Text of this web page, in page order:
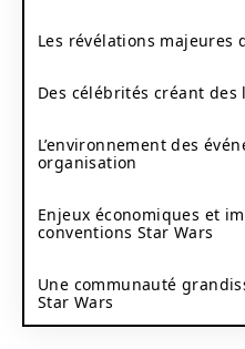
Les révélations majeures
Des célébrités créant des
L’environnement des
organisation
Enjeux économiques et
conventions Star Wars
Une communauté
Star Wars